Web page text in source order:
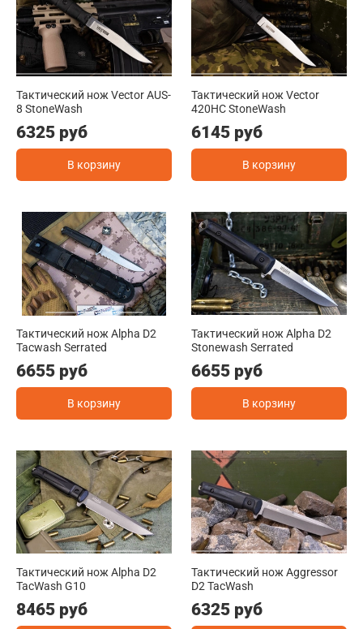
Тактический нож Vector AUS-
8 StoneWash
6325 руб
В корзину
Тактический нож Vector
420HC StoneWash
6145 руб
В корзину
Тактический нож Alpha D2
Tacwash Serrated
6655 руб
В корзину
Тактический нож Alpha D2
Stonewash Serrated
6655 руб
В корзину
Тактический нож Alpha D2
TacWash G10
8465 руб
Тактический нож Aggressor
D2 TacWash
6325 руб